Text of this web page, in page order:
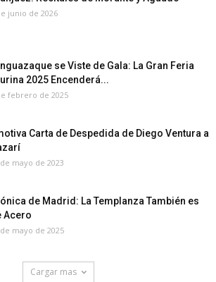
junio de 2026
se Viste de Gala: La Gran Feria
2025 Encenderá...
febrero de 2025
Carta de Despedida de Diego Ventura a
mayo de 2023
de Madrid: La Templanza También es
Acero
mayo de 2025
Cargar mas